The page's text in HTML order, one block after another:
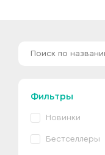
Фильтры
Новинки
Бестселлеры